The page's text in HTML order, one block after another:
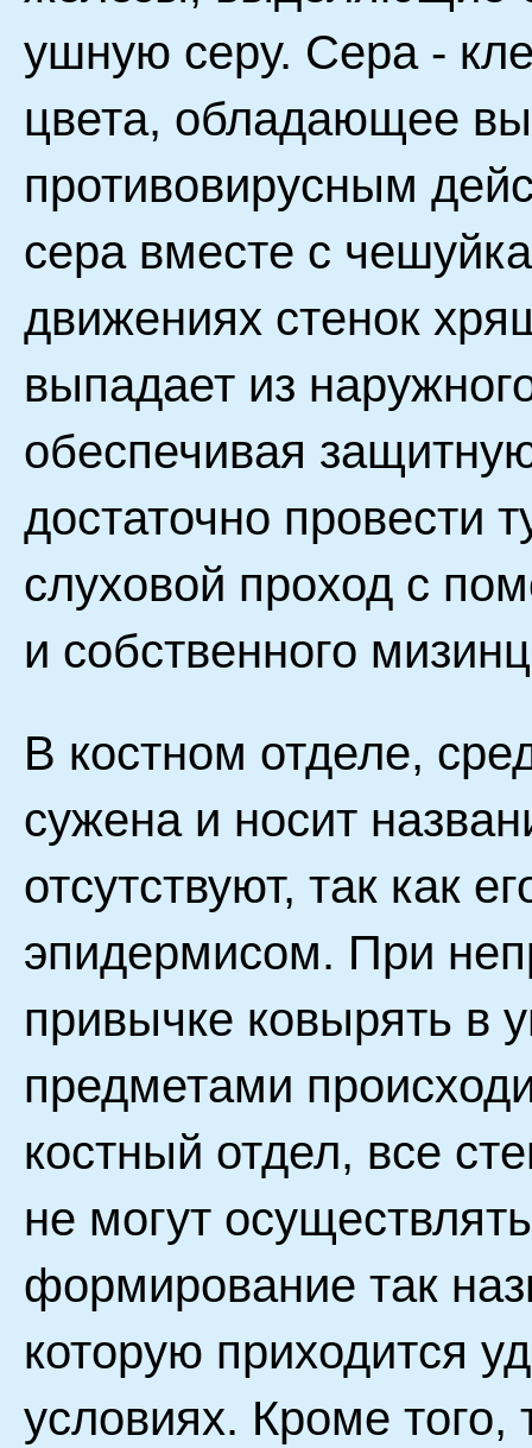
ушную серу. Сера -
цвета, обладающее
противовирусным
сера вместе с
движениях стенок
выпадает из
обеспечивая
достаточно провести
слуховой проход с
и собственного
В костном отделе,
сужена и носит
отсутствуют, так как
эпидермисом. При
привычке ковырять в
предметами
костный отдел, все
не могут
формирование так
которую приходится
условиях. Кроме того,